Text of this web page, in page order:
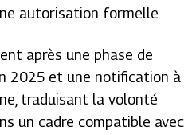
autorisation formelle.
après une phase de
2025 et une notification à
traduisant la volonté
un cadre compatible avec